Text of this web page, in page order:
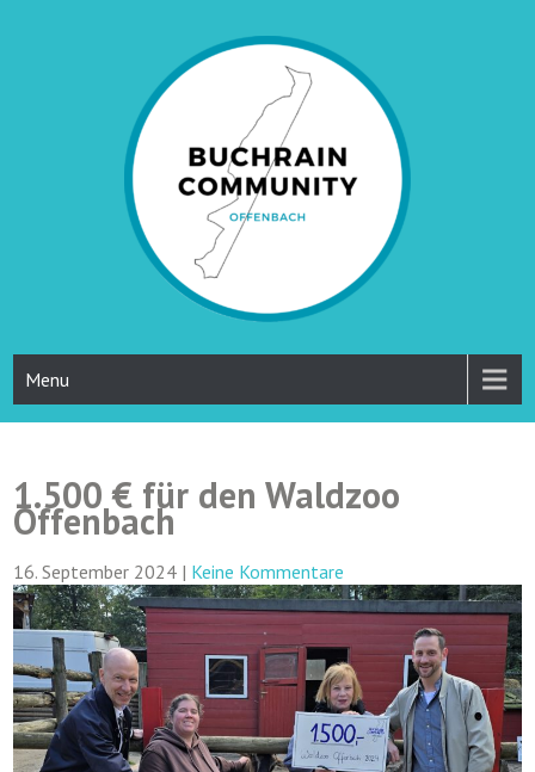
Straßenfest Buchrainweg
Menu
1.500 € für den Waldzoo
Offenbach
16. September 2024 | Keine Kommentare